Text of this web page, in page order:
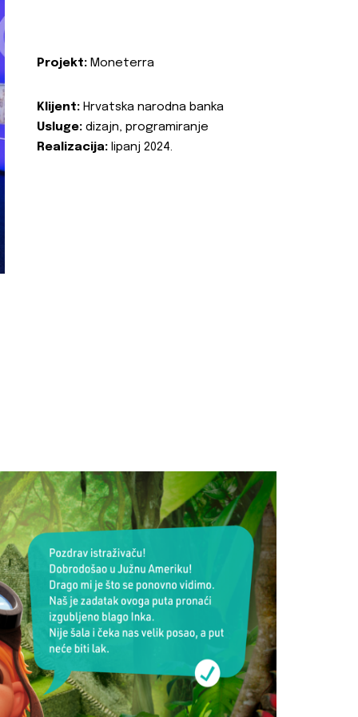
Projekt: Moneterra
Klijent: Hrvatska narodna banka
Usluge: dizajn, programiranje
Realizacija: lipanj 2024.